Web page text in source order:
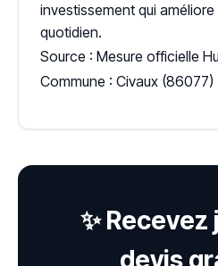
investissement qui améliore
quotidien.
Source : Mesure officielle
Commune : Civaux (86077)
✨
devis